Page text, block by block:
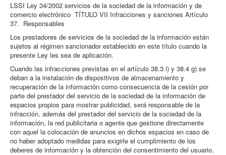
LSSI Ley 34/2002 servicios de la sociedad de la información y de
comercio electrónico TÍTULO VII Infracciones y sanciones Artículo
37. Responsables
Los prestadores de servicios de la sociedad de la información están
sujetos al régimen sancionador establecido en este título cuando la
presente Ley les sea de aplicación.
Cuando las infracciones previstas en el artículo 38.3 i) y 38.4 g) se
deban a la instalación de dispositivos de almacenamiento y
recuperación de la información como consecuencia de la cesión por
parte del prestador del servicio de la sociedad de la información de
espacios propios para mostrar publicidad, será responsable de la
infracción, además del prestador del servicio de la sociedad de la
información, la red publicitaria o agente que gestione directamente
con aquel la colocación de anuncios en dichos espacios en caso de
no haber adoptado medidas para exigirle el cumplimiento de los
deberes de información y la obtención del consentimiento del usuario.